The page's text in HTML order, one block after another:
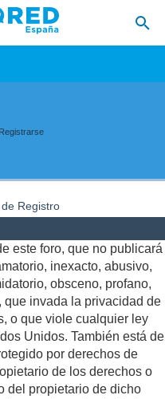
Registrarse
Registro
este foro, que no publicará
inexacto, abusivo,
obsceno, profano,
invada la privacidad de
o que viole cualquier ley
Unidos. También está de
por derechos de
de los derechos o
del propietario de dicho